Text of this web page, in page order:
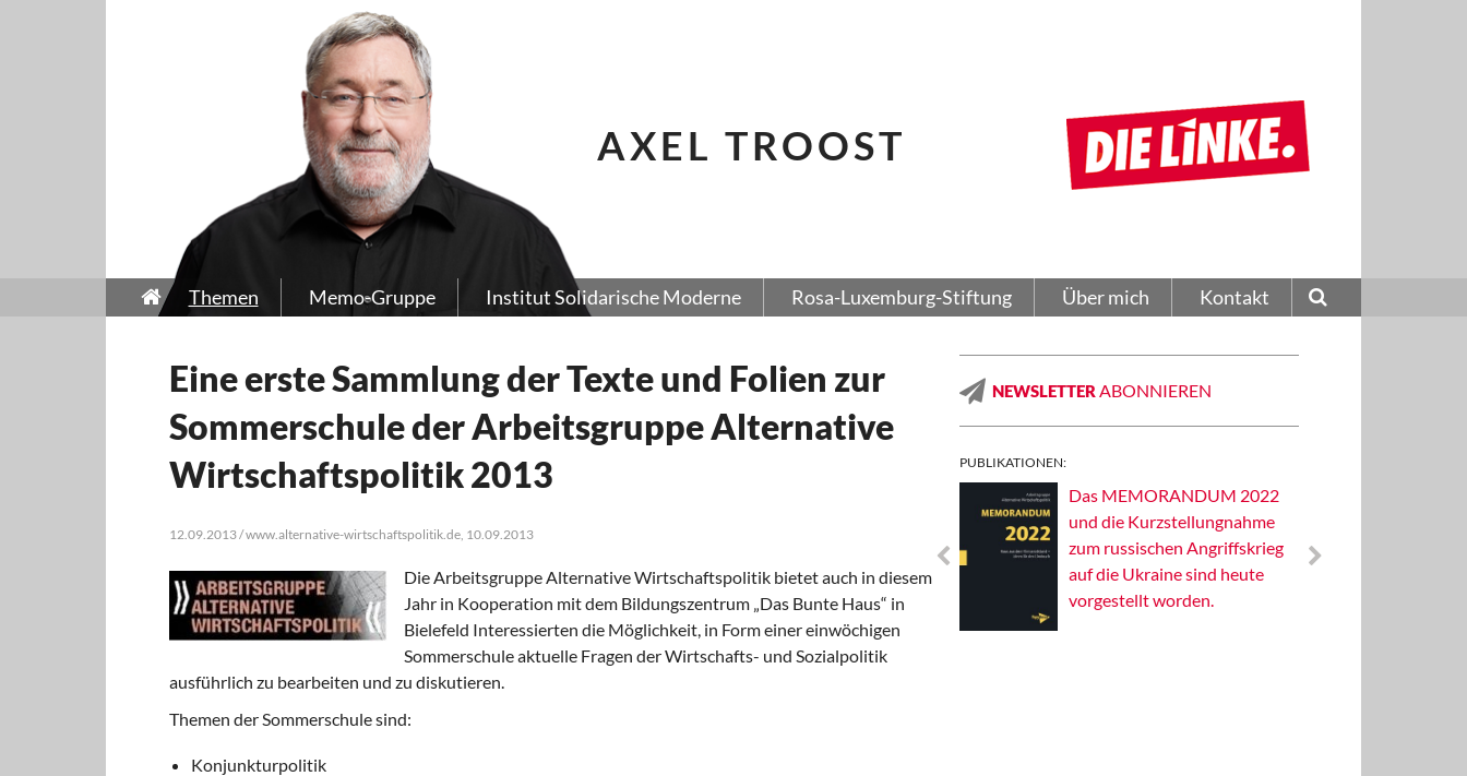
AXEL TROOST
Themen Memo-Gruppe Institut Solidarische Moderne Rosa-Luxemburg-Stiftung Über mich Kontakt
Eine erste Sammlung der Texte und Folien zur
Sommerschule der Arbeitsgruppe Alternative
Wirtschaftspolitik 2013
12.09.2013 / www.alternative-wirtschaftspolitik.de, 10.09.2013
Die Arbeitsgruppe Alternative Wirtschaftspolitik bietet auch in diesem
Jahr in Kooperation mit dem Bildungszentrum „Das Bunte Haus“ in
Bielefeld Interessierten die Möglichkeit, in Form einer einwöchigen
Sommerschule aktuelle Fragen der Wirtschafts- und Sozialpolitik
ausführlich zu bearbeiten und zu diskutieren.
Themen der Sommerschule sind:
Konjunkturpolitik
NEWSLETTER ABONNIEREN
PUBLIKATIONEN:
Das MEMORANDUM 2022
und die Kurzstellungnahme
zum russischen Angriffskrieg
auf die Ukraine sind heute
vorgestellt worden.